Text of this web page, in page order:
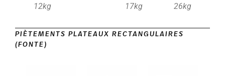
12kg
17kg
26kg
PIÈTEMENTS PLATEAUX RECTANGULAIRES
(FONTE)